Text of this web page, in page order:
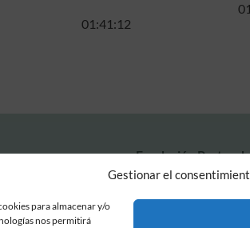
Gestionar el
para almacenar y/o
nos permitirá
01:41:12
Fundación Pastor
Calle Serrano,